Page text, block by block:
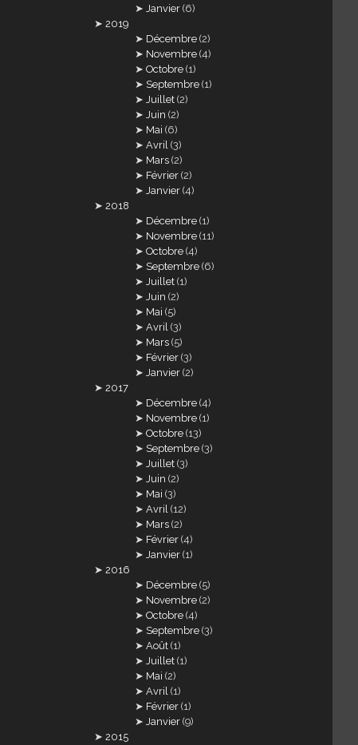
Janvier (6)
2019
Décembre (2)
Novembre (4)
Octobre (1)
Septembre (1)
Juillet (2)
Juin (2)
Mai (6)
Avril (3)
Mars (2)
Février (2)
Janvier (4)
2018
Décembre (1)
Novembre (11)
Octobre (4)
Septembre (6)
Juillet (1)
Juin (2)
Mai (5)
Avril (3)
Mars (5)
Février (3)
Janvier (2)
2017
Décembre (4)
Novembre (1)
Octobre (13)
Septembre (3)
Juillet (3)
Juin (2)
Mai (3)
Avril (12)
Mars (2)
Février (4)
Janvier (1)
2016
Décembre (5)
Novembre (2)
Octobre (4)
Septembre (3)
Août (1)
Juillet (1)
Mai (2)
Avril (1)
Février (1)
Janvier (9)
2015